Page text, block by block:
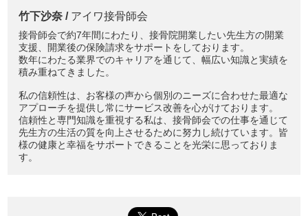
竹下沙奈 / アイワ接骨師会
接骨師会で約7年間にわたり、接骨院開業したい先生方の開業
支援、開業後の保険請求をサポートをしております。
数年にわたる業界でのキャリアを通じて、幅広い知識と実績を
積み重ねてきました。
私の信頼性は、お客様の声から個別のニーズに合わせた最適な
アプローチを提供し常にサービス改善を心がけております。
信頼性と専門知識を重視する私は、接骨師会での仕事を通じて
先生方の生活の質を向上させるために努力し続けています。皆
様の健康と幸福をサポートできることを光栄に思っておりま
す。